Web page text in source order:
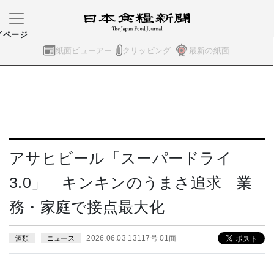
紙面ビューアー クリッピング 最新の紙面
ページ
アサヒビール「スーパードライ
3.0」 キンキンのうまさ追求 業
務・家庭で接点最大化
酒類 ニュース 2026.06.03 13117号 01面